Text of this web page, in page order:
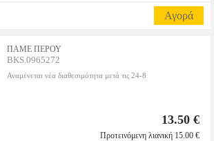
Αγορά
ΠΑΜΕ ΠΕΡΟΥ
BKS.0965272
Αναμένεται νέα διαθεσιμότητα μετά τις 24-8
13.50 €
Προτεινόμενη λιανική 15.00 €